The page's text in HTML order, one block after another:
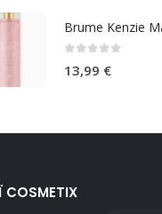
13,99 €
COSMETIX